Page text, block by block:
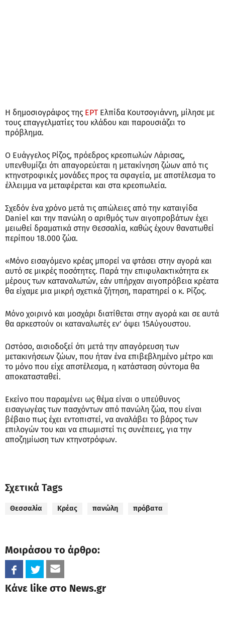
Η δημοσιογράφος της ΕΡΤ Ελπίδα Κουτσογιάννη, μίλησε με
τους επαγγελματίες του κλάδου και παρουσιάζει το
πρόβλημα.
Ο Ευάγγελος Ρίζος, πρόεδρος κρεοπωλών Λάρισας,
υπενθυμίζει ότι απαγορεύεται η μετακίνηση ζώων από τις
κτηνοτροφικές μονάδες προς τα σφαγεία, με αποτέλεσμα το
έλλειμμα να μεταφέρεται και στα κρεοπωλεία.
Σχεδόν ένα χρόνο μετά τις απώλειες από την καταιγίδα
Daniel και την πανώλη ο αριθμός των αιγοπροβάτων έχει
μειωθεί δραματικά στην Θεσσαλία, καθώς έχουν θανατωθεί
περίπου 18.000 ζώα.
«Μόνο εισαγόμενο κρέας μπορεί να φτάσει στην αγορά και
αυτό σε μικρές ποσότητες. Παρά την επιφυλακτικότητα εκ
μέρους των καταναλωτών, εάν υπήρχαν αιγοπρόβεια κρέατα
θα είχαμε μια μικρή σχετικά ζήτηση, παρατηρεί ο κ. Ρίζος.
Μόνο χοιρινό και μοσχάρι διατίθεται στην αγορά και σε αυτά
θα αρκεστούν οι καταναλωτές εν’ όψει 15Αύγουστου.
Ωστόσο, αισιοδοξεί ότι μετά την απαγόρευση των
μετακινήσεων ζώων, που ήταν ένα επιβεβλημένο μέτρο και
το μόνο που είχε αποτέλεσμα, η κατάσταση σύντομα θα
αποκατασταθεί.
Εκείνο που παραμένει ως θέμα είναι ο υπεύθυνος
εισαγωγέας των πασχόντων από πανώλη ζώα, που είναι
βέβαιο πως έχει εντοπιστεί, να αναλάβει το βάρος των
επιλογών του και να επωμιστεί τις συνέπειες, για την
αποζημίωση των κτηνοτρόφων.
Σχετικά Tags
Θεσσαλία Κρέας πανώλη πρόβατα
Μοιράσου το άρθρο:
Κάνε like στο News.gr